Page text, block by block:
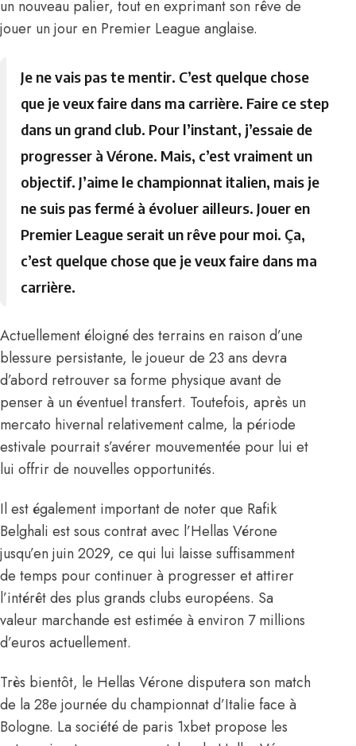
un nouveau palier, tout en exprimant son rêve de
jouer un jour en Premier League anglaise.
Je ne vais pas te mentir. C’est quelque chose
que je veux faire dans ma carrière. Faire ce step
dans un grand club. Pour l’instant, j’essaie de
progresser à Vérone. Mais, c’est vraiment un
objectif. J’aime le championnat italien, mais je
ne suis pas fermé à évoluer ailleurs. Jouer en
Premier League serait un rêve pour moi. Ça,
c’est quelque chose que je veux faire dans ma
carrière.
Actuellement éloigné des terrains en raison d’une
blessure persistante, le joueur de 23 ans devra
d’abord retrouver sa forme physique avant de
penser à un éventuel transfert. Toutefois, après un
mercato hivernal relativement calme, la période
estivale pourrait s’avérer mouvementée pour lui et
lui offrir de nouvelles opportunités.
Il est également important de noter que Rafik
Belghali est sous contrat avec l’Hellas Vérone
jusqu’en juin 2029, ce qui lui laisse suffisamment
de temps pour continuer à progresser et attirer
l’intérêt des plus grands clubs européens. Sa
valeur marchande est estimée à environ 7 millions
d’euros actuellement.
Très bientôt, le Hellas Vérone disputera son match
de la 28e journée du championnat d’Italie face à
Bologne. La société de paris 1xbet propose les